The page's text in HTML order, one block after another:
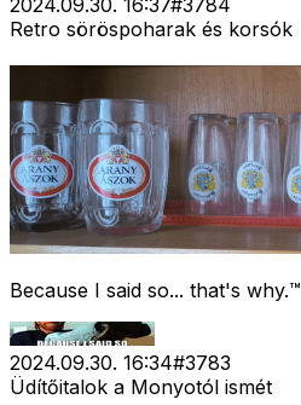
2024.09.30. 16:37#3784
Retro söröspoharak és korsók
Because I said so... that's why.™
2024.09.30. 16:34#3783
Üdítőitalok a Monyotól ismét